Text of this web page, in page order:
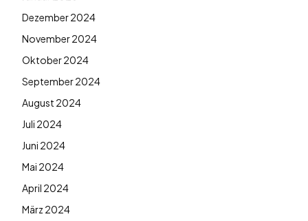
Dezember 2024
November 2024
Oktober 2024
September 2024
August 2024
Juli 2024
Juni 2024
Mai 2024
April 2024
März 2024